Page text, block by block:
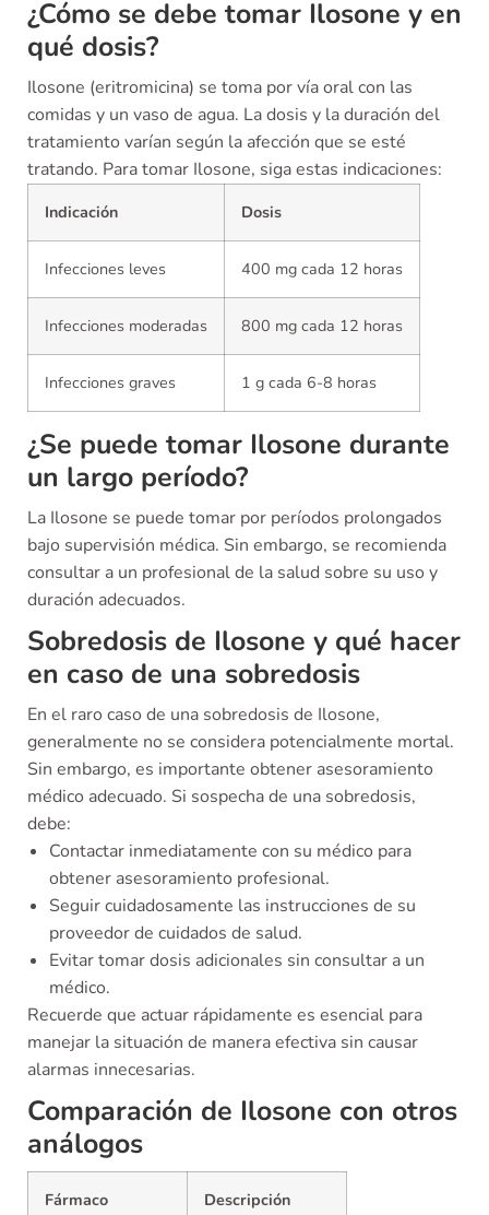
¿Cómo se debe tomar Ilosone y en
qué dosis?
Ilosone (eritromicina) se toma por vía oral con las
comidas y un vaso de agua. La dosis y la duración del
tratamiento varían según la afección que se esté
tratando. Para tomar Ilosone, siga estas indicaciones:
Indicación Dosis
Infecciones leves 400 mg cada 12 horas
Infecciones moderadas 800 mg cada 12 horas
Infecciones graves 1 g cada 6-8 horas
¿Se puede tomar Ilosone durante
un largo período?
La Ilosone se puede tomar por períodos prolongados
bajo supervisión médica. Sin embargo, se recomienda
consultar a un profesional de la salud sobre su uso y
duración adecuados.
Sobredosis de Ilosone y qué hacer
en caso de una sobredosis
En el raro caso de una sobredosis de Ilosone,
generalmente no se considera potencialmente mortal.
Sin embargo, es importante obtener asesoramiento
médico adecuado. Si sospecha de una sobredosis,
debe:
Contactar inmediatamente con su médico para
obtener asesoramiento profesional.
Seguir cuidadosamente las instrucciones de su
proveedor de cuidados de salud.
Evitar tomar dosis adicionales sin consultar a un
médico.
Recuerde que actuar rápidamente es esencial para
manejar la situación de manera efectiva sin causar
alarmas innecesarias.
Comparación de Ilosone con otros
análogos
Fármaco Descripción